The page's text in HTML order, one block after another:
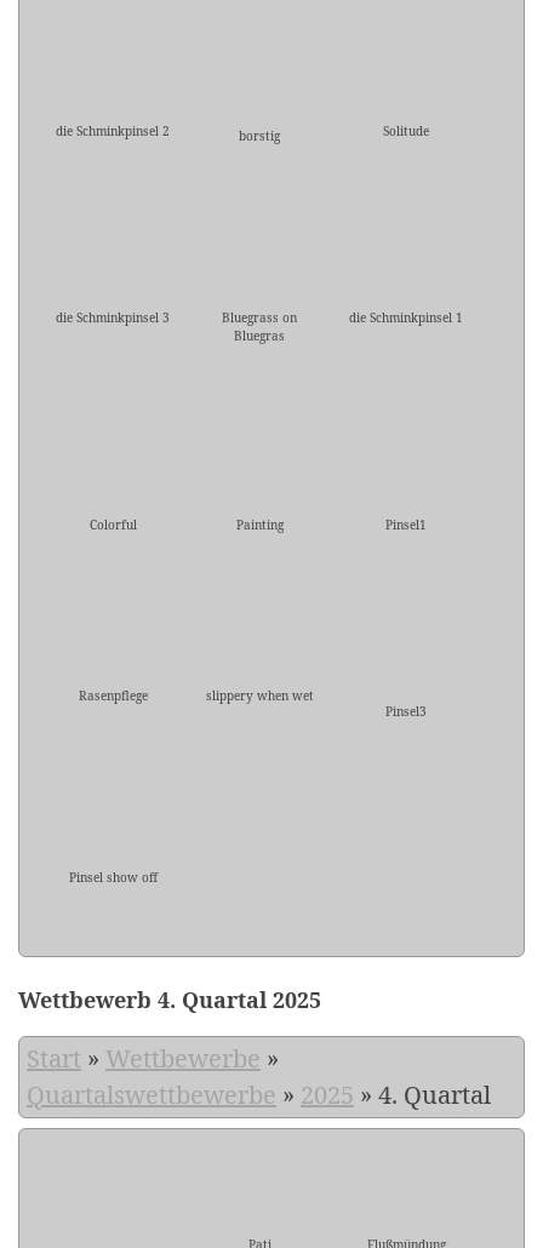
die Schminkpinsel 2 borstig Solitude
die Schminkpinsel 3
Bluegrass on
Bluegras
die Schminkpinsel 1
Colorful Painting Pinsel1
Rasenpflege
slippery when wet
Pinsel3
Pinsel show off
Wettbewerb 4. Quartal 2025
Start » Wettbewerbe »
Quartalswettbewerbe » 2025 » 4. Quartal